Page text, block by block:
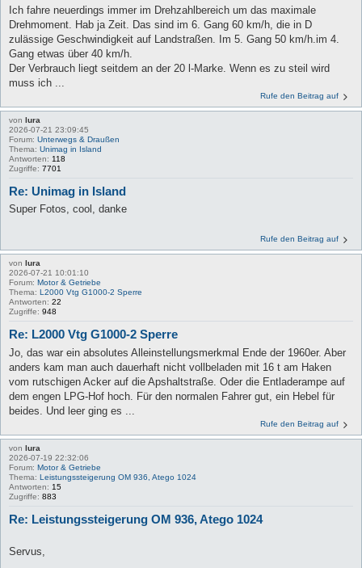
Ich fahre neuerdings immer im Drehzahlbereich um das maximale
Drehmoment. Hab ja Zeit. Das sind im 6. Gang 60 km/h, die in D
zulässige Geschwindigkeit auf Landstraßen. Im 5. Gang 50 km/h.im 4.
Gang etwas über 40 km/h.
Der Verbrauch liegt seitdem an der 20 l-Marke. Wenn es zu steil wird
muss ich ...
Rufe den Beitrag auf
von lura
2026-07-21 23:09:45
Forum: Unterwegs & Draußen
Thema: Unimag in Island
Antworten: 118
Zugriffe: 7701
Re: Unimag in Island
Super Fotos, cool, danke
Rufe den Beitrag auf
von
lura
2026-07-21 10:01:10
Forum: Motor & Getriebe
Thema: L2000 Vtg G1000-2 Sperre
Antworten: 22
Zugriffe: 948
Re: L2000 Vtg G1000-2 Sperre
Jo, das war ein absolutes Alleinstellungsmerkmal Ende der 1960er. Aber
anders kam man auch dauerhaft nicht vollbeladen mit 16 t am Haken
vom rutschigen Acker auf die Apshaltstraße. Oder die Entladerampe auf
dem engen LPG-Hof hoch. Für den normalen Fahrer gut, ein Hebel für
beides. Und leer ging es ...
Rufe den Beitrag auf
von lura
2026-07-19 22:32:06
Forum: Motor & Getriebe
Thema: Leistungssteigerung OM 936, Atego 1024
Antworten: 15
Zugriffe: 883
Re: Leistungssteigerung OM 936, Atego 1024
Servus,